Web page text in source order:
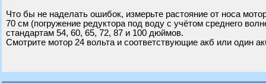
Что бы не наделать ошибок, измерьте растояние от носа
70 см (погружение редуктора под воду с учётом среднего
стандартам 54, 60, 65, 72, 87 и 100 дюймов.
Смотрите мотор 24 вольта и соответствующие акб или один